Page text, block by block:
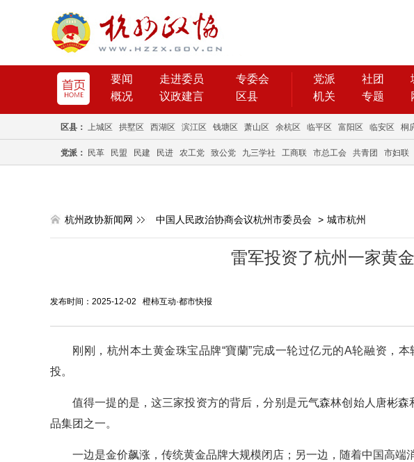
要闻 走进委员
专委会
概况
议政建言 区县
党派 社团
机关
专题
区县： 上城区 拱墅区 西湖区 滨江区 钱塘区 萧山区 余杭区 临平区 富阳区 临安区 桐
党派： 民革 民盟 民建 民进 农工党 致公党 九三学社 工商联 市总工会 共青团 市妇联
杭州政协新闻网 中国人民政治协商会议杭州市委员会 > 城市杭州
雷军投资了杭州一家黄
发布时间：2025-12-02 橙柿互动·都市快报
刚刚，杭州本土黄金珠宝品牌“寶蘭”完成一轮过亿元的A轮融资，
投。
值得一提的是，这三家投资方的背后，分别是元气森林创始人唐彬
品集团之一。
一边是金价飙涨，传统黄金品牌大规模闭店；另一边，随着中国高